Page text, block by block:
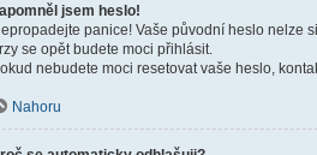
jsem heslo!
panice! Vaše původní heslo nelze
se opět budete moci přihlásit.
nebudete moci resetovat vaše heslo,
Nahoru